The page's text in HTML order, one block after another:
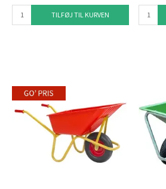
TILFØJ TIL KURVEN